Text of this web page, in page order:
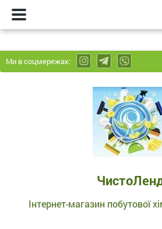
Ми в соцмережах:
Інтернет-магазин побутової